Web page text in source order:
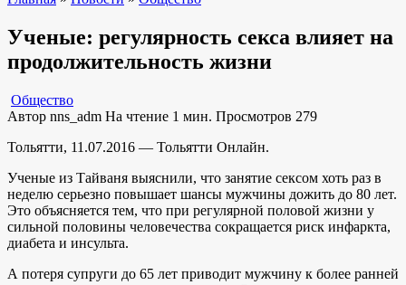
Ученые: регулярность секса влияет на
продолжительность жизни
Общество
Автор nns_adm На чтение 1 мин. Просмотров 279
Тольятти, 11.07.2016 — Тольятти Онлайн.
Ученые из Тайваня выяснили, что занятие сексом хоть раз в
неделю серьезно повышает шансы мужчины дожить до 80 лет.
Это объясняется тем, что при регулярной половой жизни у
сильной половины человечества сокращается риск инфаркта,
диабета и инсульта.
А потеря супруги до 65 лет приводит мужчину к более ранней